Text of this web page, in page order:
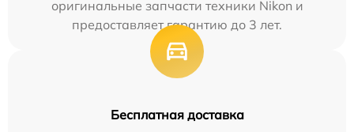
оригинальные запчасти техники Nikon и
предоставляет гарантию до 3 лет.
Бесплатная доставка